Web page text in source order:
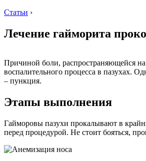
Статьи ›
Лечение гайморита
Причиной боли, распространяющейся
воспалительного процесса в пазухах.
– пункция.
Этапы выполнения
Гайморовы пазухи прокалывают в
перед процедурой. Не стоит бояться,